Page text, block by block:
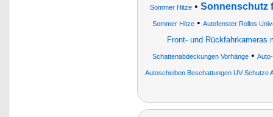
Sommer Hitze • Sonnenschutz
Sommer Hitze• Autofenster Rollos
Front- und Rückfahrkameras
Schattenabdeckungen Vorhänge •
Autoscheiben Beschattungen UV-Schutze